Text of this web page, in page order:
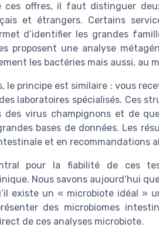
ces offres, il faut distinguer
et étrangers. Certains
d’identifier les grandes
proposent une analyse
les bactéries mais aussi, au
le principe est similaire : vous
laboratoires spécialisés. Ces
des virus champignons et de
bases de données. Les
et en recommandations
pour la fiabilité de ces
Nous savons aujourd’hui
existe un « microbiote idéal »
des microbiomes
de ces analyses microbiote.